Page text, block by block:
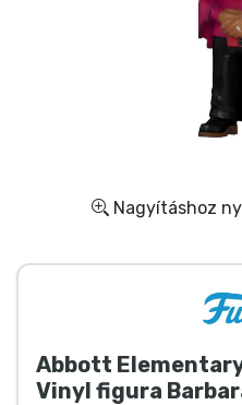
Nagyításhoz
Abbott Elementary
Vinyl figura
Szállítás és fizetés
Sorozatos cuccok
Gamer cuccok